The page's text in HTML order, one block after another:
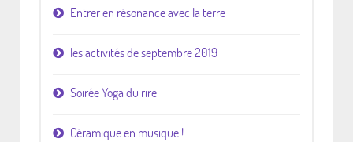
Entrer en résonance avec la terre
les activités de septembre 2019
Soirée Yoga du rire
Céramique en musique !